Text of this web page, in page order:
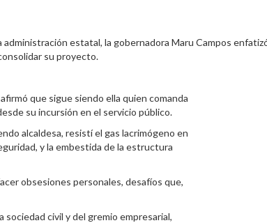
estatal, la gobernadora Maru Campos
su proyecto.
que sigue siendo ella quien comanda
su incursión en el servicio público.
alcaldesa, resistí el gas lacrimógeno en
y la embestida de la estructura
obsesiones personales, desafíos que,
civil y del gremio empresarial,